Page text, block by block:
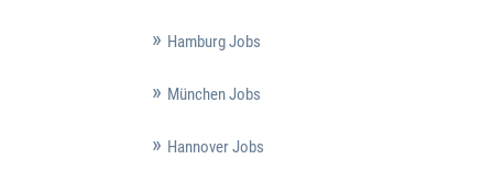
Hamburg Jobs
München Jobs
Hannover Jobs